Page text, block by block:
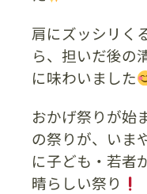
肩にズッシリく
ら、担いだ後の
に味わいました
おかげ祭りが始
の祭りが、いま
に子ども・若者
晴らしい祭り